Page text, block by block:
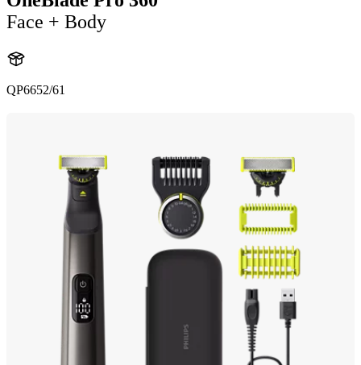
Face + Body
QP6652/61